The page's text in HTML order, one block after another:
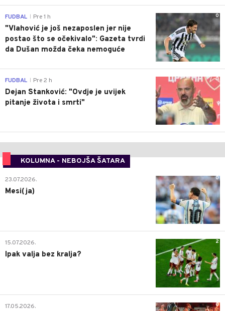
0
FUDBAL Pre 1 h
"Vlahović je još nezaposlen jer nije
postao što se očekivalo": Gazeta tvrdi
da Dušan možda čeka nemoguće
0
FUDBAL Pre 2 h
Dejan Stanković: "Ovdje je uvijek
pitanje života i smrti"
KOLUMNA - NEBOJŠA ŠATARA
0
23.07.2026.
Mesi(ja)
2
15.07.2026.
Ipak valja bez kralja?
0
17.05.2026.